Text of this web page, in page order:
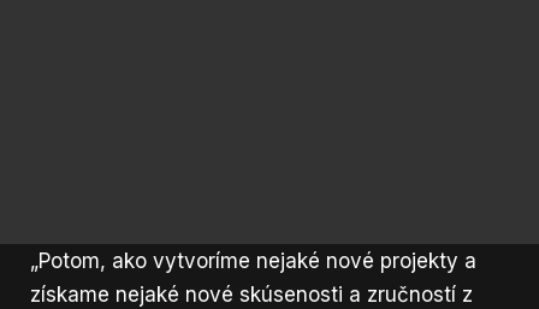
„Potom, ako vytvoríme nejaké nové projekty a
získame nejaké nové skúsenosti a zručností z